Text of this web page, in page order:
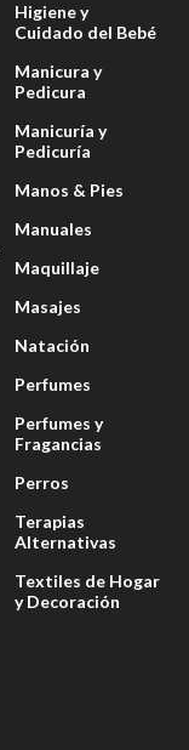
Higiene y
Cuidado del Bebé
Manicura y
Pedicura
Manicuría y
Pedicuría
Manos & Pies
Manuales
Maquillaje
Masajes
Natación
Perfumes
Perfumes y
Fragancias
Perros
Terapias
Alternativas
Textiles de Hogar
y Decoración